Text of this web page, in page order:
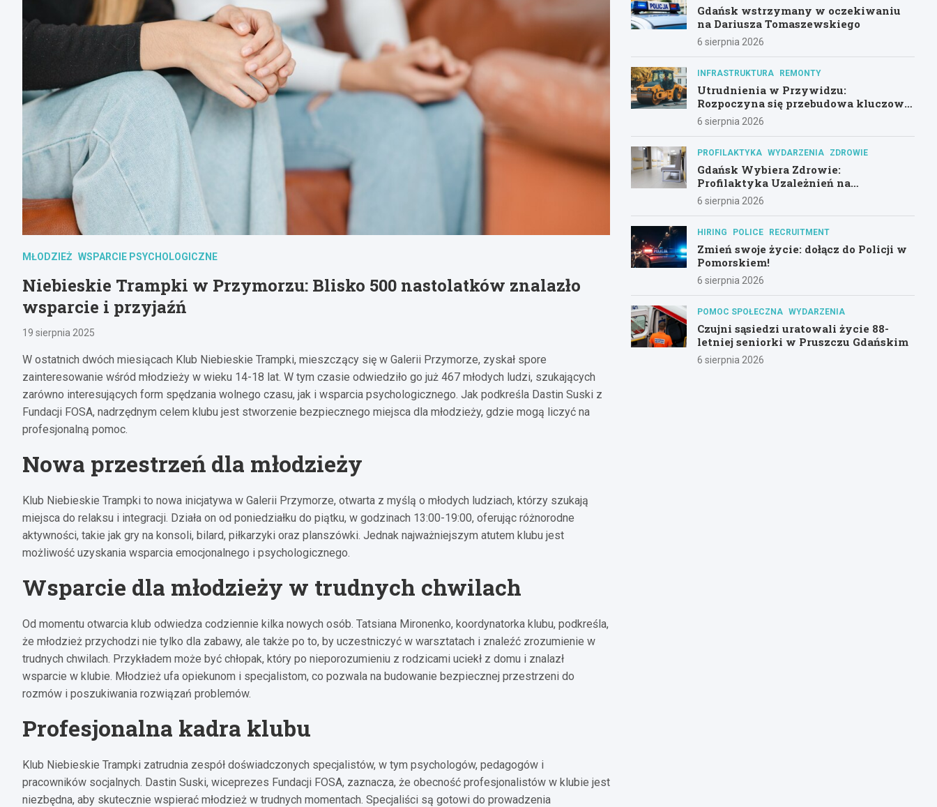
MŁODZIEŻ WSPARCIE PSYCHOLOGICZNE
Niebieskie Trampki w Przymorzu: Blisko 500 nastolatków znalazło
wsparcie i przyjaźń
19 sierpnia 2025
W ostatnich dwóch miesiącach Klub Niebieskie Trampki, mieszczący się w Galerii Przymorze, zyskał spore
zainteresowanie wśród młodzieży w wieku 14-18 lat. W tym czasie odwiedziło go już 467 młodych ludzi, szukających
zarówno interesujących form spędzania wolnego czasu, jak i wsparcia psychologicznego. Jak podkreśla Dastin Suski z
Fundacji FOSA, nadrzędnym celem klubu jest stworzenie bezpiecznego miejsca dla młodzieży, gdzie mogą liczyć na
profesjonalną pomoc.
Nowa przestrzeń dla młodzieży
Klub Niebieskie Trampki to nowa inicjatywa w Galerii Przymorze, otwarta z myślą o młodych ludziach, którzy szukają
miejsca do relaksu i integracji. Działa on od poniedziałku do piątku, w godzinach 13:00-19:00, oferując różnorodne
aktywności, takie jak gry na konsoli, bilard, piłkarzyki oraz planszówki. Jednak najważniejszym atutem klubu jest
możliwość uzyskania wsparcia emocjonalnego i psychologicznego.
Wsparcie dla młodzieży w trudnych chwilach
Od momentu otwarcia klub odwiedza codziennie kilka nowych osób. Tatsiana Mironenko, koordynatorka klubu, podkreśla,
że młodzież przychodzi nie tylko dla zabawy, ale także po to, by uczestniczyć w warsztatach i znaleźć zrozumienie w
trudnych chwilach. Przykładem może być chłopak, który po nieporozumieniu z rodzicami uciekł z domu i znalazł
wsparcie w klubie. Młodzież ufa opiekunom i specjalistom, co pozwala na budowanie bezpiecznej przestrzeni do
rozmów i poszukiwania rozwiązań problemów.
Profesjonalna kadra klubu
Klub Niebieskie Trampki zatrudnia zespół doświadczonych specjalistów, w tym psychologów, pedagogów i
pracowników socjalnych. Dastin Suski, wiceprezes Fundacji FOSA, zaznacza, że obecność profesjonalistów w klubie jest
niezbędna, aby skutecznie wspierać młodzież w trudnych momentach. Specjaliści są gotowi do prowadzenia
Gdańsk wstrzymany w oczekiwaniu
na Dariusza Tomaszewskiego
6 sierpnia 2026
INFRASTRUKTURA REMONTY
Utrudnienia w Przywidzu:
Rozpoczyna się przebudowa kluczowej
drogi!
6 sierpnia 2026
PROFILAKTYKA WYDARZENIA ZDROWIE
Gdańsk Wybiera Zdrowie:
Profilaktyka Uzależnień na
Pierwszym Planie
6 sierpnia 2026
HIRING POLICE RECRUITMENT
Zmień swoje życie: dołącz do Policji w
Pomorskiem!
6 sierpnia 2026
POMOC SPOŁECZNA WYDARZENIA
Czujni sąsiedzi uratowali życie 88-
letniej seniorki w Pruszczu Gdańskim
6 sierpnia 2026